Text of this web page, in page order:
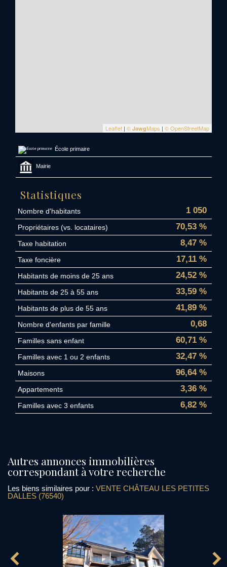
Leaflet | © JawgMaps | © OpenStreetMap
École primaire
Mairie
Statistiques
Nombre d'habitants 1 050
Propriétaires (vs. locataires) 70,53 %
Taxe habitation 8,47 %
Taxe foncière 17,11 %
Habitants de moins de 25 ans 24,52 %
Habitants de 25 à 55 ans 33,59 %
Habitants de plus de 55 ans 41,89 %
Nombre d'enfants par famille 0,68
Familles sans enfant 60,71 %
Familles avec 1 ou 2 enfants 32,47 %
Maisons 96,64 %
Appartements 3,36 %
Familles avec 3 enfants 6,82 %
autres annonces immobilières
correspondant à votre recherche
Les biens similaires pour : VENTE CHÂTEAU LES PETITES
DALLES (76540)